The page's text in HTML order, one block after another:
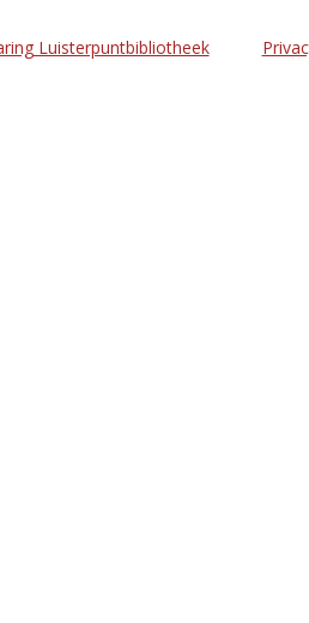
Luisterpuntbibliotheek